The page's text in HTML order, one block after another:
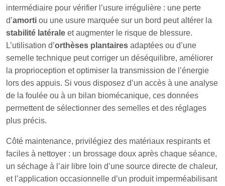
intermédiaire pour vérifier l’usure irrégulière : une perte
d’amorti ou une usure marquée sur un bord peut altérer la
stabilité latérale et augmenter le risque de blessure.
L’utilisation d’orthèses plantaires adaptées ou d’une
semelle technique peut corriger un déséquilibre, améliorer
la proprioception et optimiser la transmission de l’énergie
lors des appuis. Si vous disposez d’un accès à une analyse
de la foulée ou à un bilan biomécanique, ces données
permettent de sélectionner des semelles et des réglages
plus précis.
Côté maintenance, privilégiez des matériaux respirants et
faciles à nettoyer : un brossage doux après chaque séance,
un séchage à l’air libre loin d’une source directe de chaleur,
et l’application occasionnelle d’un produit imperméabilisant